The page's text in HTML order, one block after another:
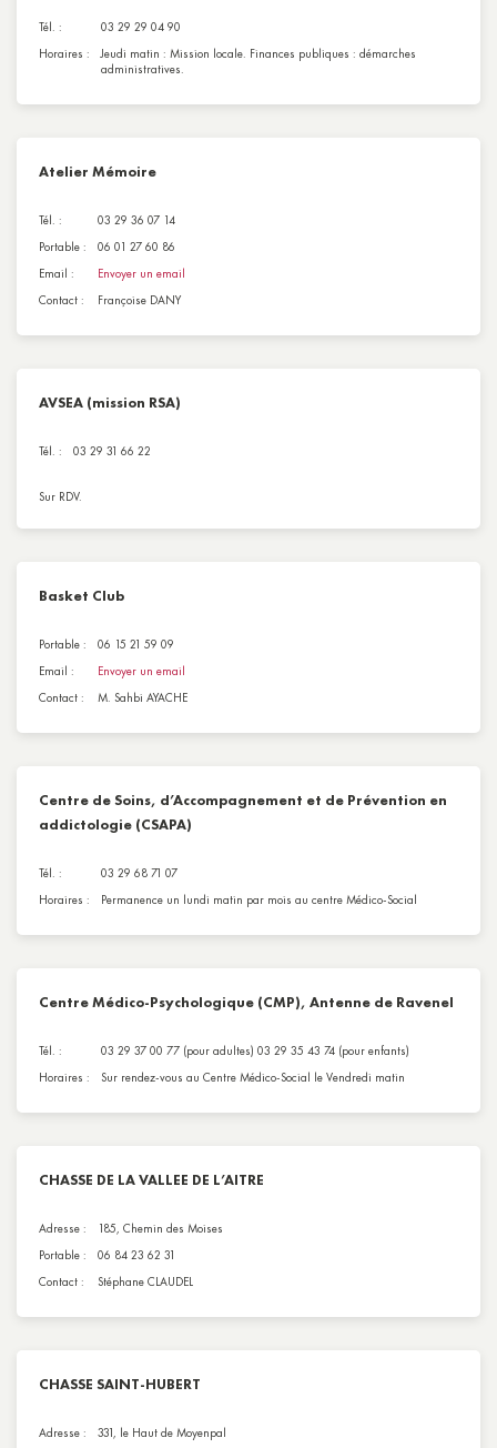
Tél. :
03 29 29 04 90
Horaires :
Jeudi matin : Mission locale. Finances publiques : démarches
administratives.
Atelier Mémoire
Tél. :
03 29 36 07 14
Portable :
06 01 27 60 86
Email :
Envoyer un email
Contact :
Françoise DANY
AVSEA (mission RSA)
Tél. : 03 29 31 66 22
Sur RDV.
Basket Club
Portable :
06 15 21 59 09
Email :
Envoyer un email
Contact :
M. Sahbi AYACHE
Centre de Soins, d’Accompagnement et de Prévention en
addictologie (CSAPA)
Tél. :
03 29 68 71 07
Horaires :
Permanence un lundi matin par mois au centre Médico-Social
Centre Médico-Psychologique (CMP), Antenne de Ravenel
Tél. :
03 29 37 00 77 (pour adultes) 03 29 35 43 74 (pour enfants)
Horaires :
Sur rendez-vous au Centre Médico-Social le Vendredi matin
CHASSE DE LA VALLEE DE L’AITRE
Adresse :
185, Chemin des Moises
Portable :
06 84 23 62 31
Contact :
Stéphane CLAUDEL
CHASSE SAINT-HUBERT
Adresse : 331, le Haut de Moyenpal